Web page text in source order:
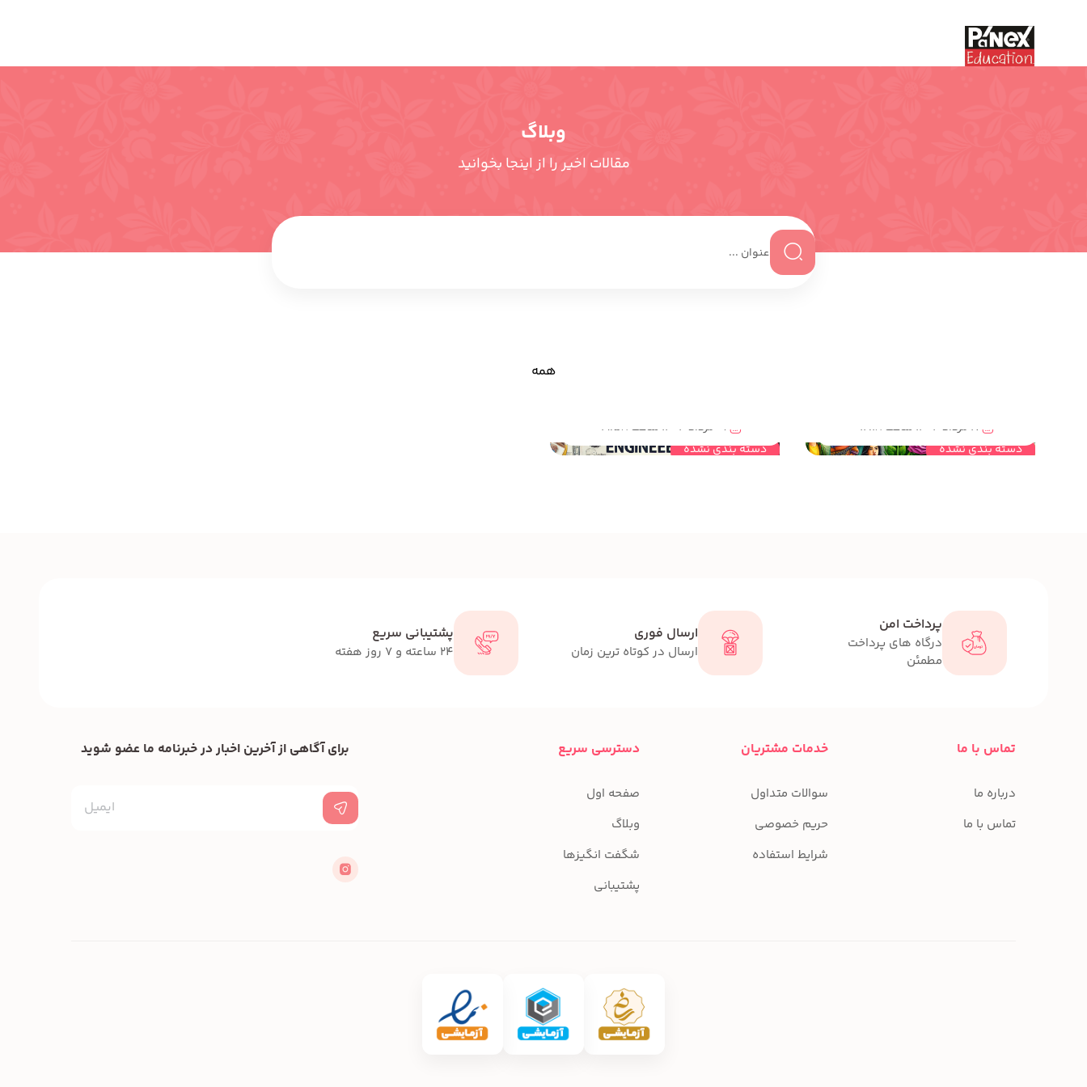
وبلاگ
مقالات اخیر را از اینجا بخوانید
همه
دسته بندی نشده
17 مرداد 1404 ساعت 12:18
دسته بندی نشده
06 مرداد 1404 ساعت 19:58
پرداخت امن
درگاه های پرداخت
مطمئن
ارسال فوری
ارسال در کوتاه ترین زمان
پشتیبانی سریع
24 ساعته و 7 روز هفته
تماس با ما
درباره ما
تماس با ما
خدمات مشتریان
سوالات متداول
حریم خصوصی
شرایط استفاده
دسترسی سریع
صفحه اول
وبلاگ
شگفت انگیزها
پشتیبانی
برای آگاهی از آخرین اخبار در خبرنامه ما عضو شوید